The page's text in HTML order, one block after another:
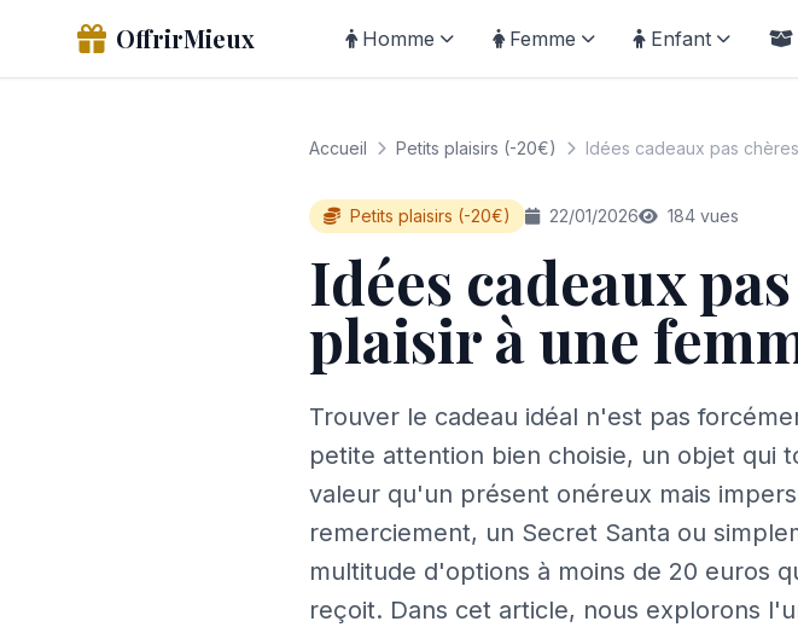
OffrirMieux Homme Femme Enfant
Accueil Petits plaisirs (-20€) Idées cadeaux pas
Petits plaisirs (-20€) 22/01/2026 184 vues
Idées cadeaux
plaisir à une
Trouver le cadeau idéal n'est pas
petite attention bien choisie, un objet qui
valeur qu'un présent onéreux mais
remerciement, un Secret Santa ou
multitude d'options à moins de 20 euros
reçoit. Dans cet article, nous explorons